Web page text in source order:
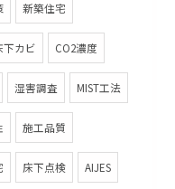
新築住宅
下カビ CO2濃度
湿害調査 MIST工法
施工品質
床下点検 AIJES